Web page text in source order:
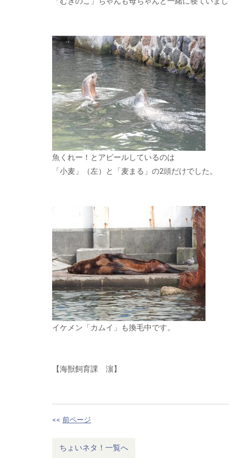
魚くれー！とアピールしているのは
「小麦」（左）と「麦まる」の2頭だけでした。
イケメン「カムイ」も換毛中です。
【海獣飼育課 濵】
<< 前ページ
ちょいネタ！一覧へ